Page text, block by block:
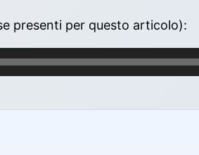
presenti per questo articolo):